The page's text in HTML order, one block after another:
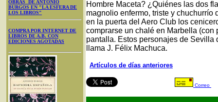
OBRAS DE ANTONIO
BURGOS EN "LA ESFERA DE
LOS LIBROS"
COMPRA POR INTERNET DE
LIBROS DE A.B. CON
EDICIONES AGOTADAS
Hombre Maceta? ¿Quiénes las dos
magnolio enfermo, triste y
en la puerta del Aero Club los
comprarse un chalé en Marbella
pantalla. Estos personajes de Sevilla
llama J. Félix Machuca.
Artículos de días anteriores
Correo